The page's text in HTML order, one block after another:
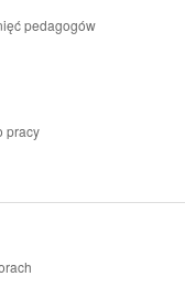
pedagogów
pracy